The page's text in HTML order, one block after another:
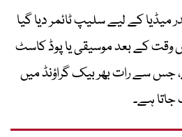
میڈیا کے لیے سلیپ ٹائمر دیا گیا
کے بعد موسیقی یا پوڈ کاسٹ
جس سے رات بھر بیک گراؤنڈ میں
ہے۔